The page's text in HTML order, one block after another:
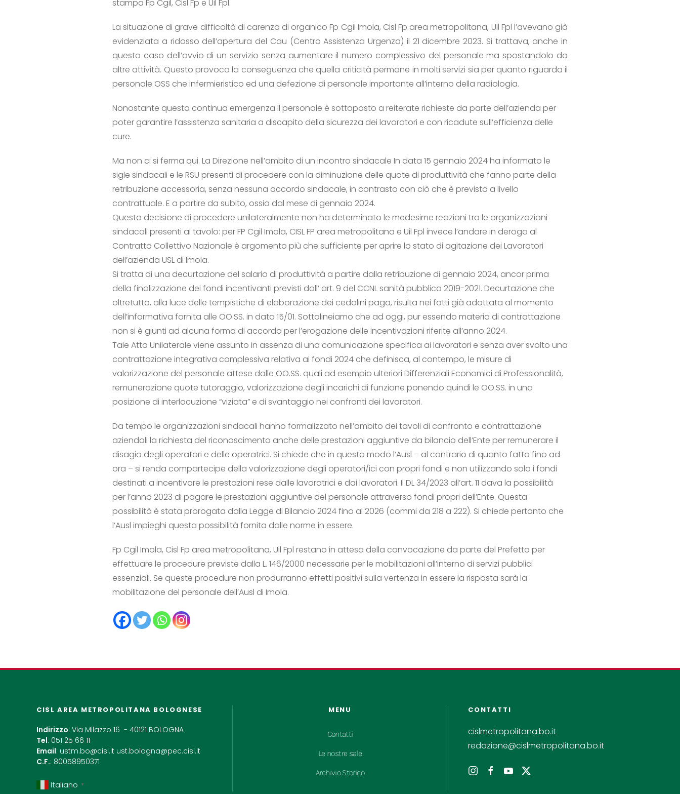
stampa Fp Cgil, Cisl Fp e Uil Fpl.
La situazione di grave difficoltà di carenza di organico Fp Cgil Imola, Cisl Fp area metropolitana, Uil Fpl l’avevano già
evidenziata a ridosso dell’apertura del Cau (Centro Assistenza Urgenza) il 21 dicembre 2023. Si trattava, anche in
questo caso dell’avvio di un servizio senza aumentare il numero complessivo del personale ma spostandolo da
altre attività. Questo provoca la conseguenza che quella criticità permane in molti servizi sia per quanto riguarda il
personale OSS che infermieristico ed una defezione di personale importante all’interno della radiologia.
Nonostante questa continua emergenza il personale è sottoposto a reiterate richieste da parte dell’azienda per
poter garantire l’assistenza sanitaria a discapito della sicurezza dei lavoratori e con ricadute sull’efficienza delle
cure.
Ma non ci si ferma qui. La Direzione nell’ambito di un incontro sindacale In data 15 gennaio 2024 ha informato le
sigle sindacali e le RSU presenti di procedere con la diminuzione delle quote di produttività che fanno parte della
retribuzione accessoria, senza nessuna accordo sindacale, in contrasto con ciò che è previsto a livello
contrattuale. E a partire da subito, ossia dal mese di gennaio 2024.
Questa decisione di procedere unilateralmente non ha determinato le medesime reazioni tra le organizzazioni
sindacali presenti al tavolo: per FP Cgil Imola, CISL FP area metropolitana e Uil Fpl invece l’andare in deroga al
Contratto Collettivo Nazionale è argomento più che sufficiente per aprire lo stato di agitazione dei Lavoratori
dell’azienda USL di Imola.
Si tratta di una decurtazione del salario di produttività a partire dalla retribuzione di gennaio 2024, ancor prima
della finalizzazione dei fondi incentivanti previsti dall’ art. 9 del CCNL sanità pubblica 2019-2021. Decurtazione che
oltretutto, alla luce delle tempistiche di elaborazione dei cedolini paga, risulta nei fatti già adottata al momento
dell’informativa fornita alle OO.SS. in data 15/01. Sottolineiamo che ad oggi, pur essendo materia di contrattazione
non si è giunti ad alcuna forma di accordo per l’erogazione delle incentivazioni riferite all’anno 2024.
Tale Atto Unilaterale viene assunto in assenza di una comunicazione specifica ai lavoratori e senza aver svolto una
contrattazione integrativa complessiva relativa ai fondi 2024 che definisca, al contempo, le misure di
valorizzazione del personale attese dalle OO.SS. quali ad esempio ulteriori Differenziali Economici di Professionalità,
remunerazione quote tutoraggio, valorizzazione degli incarichi di funzione ponendo quindi le OO.SS. in una
posizione di interlocuzione “viziata” e di svantaggio nei confronti dei lavoratori.
Da tempo le organizzazioni sindacali hanno formalizzato nell’ambito dei tavoli di confronto e contrattazione
aziendali la richiesta del riconoscimento anche delle prestazioni aggiuntive da bilancio dell’Ente per remunerare il
disagio degli operatori e delle operatrici. Si chiede che in questo modo l’Ausl – al contrario di quanto fatto fino ad
ora – si renda compartecipe della valorizzazione degli operatori/ici con propri fondi e non utilizzando solo i fondi
destinati a incentivare le prestazioni rese dalle lavoratrici e dai lavoratori. Il DL 34/2023 all’art. 11 dava la possibilità
per l’anno 2023 di pagare le prestazioni aggiuntive del personale attraverso fondi propri dell’Ente. Questa
possibilità è stata prorogata dalla Legge di Bilancio 2024 fino al 2026 (commi da 218 a 222). Si chiede pertanto che
l’Ausl impieghi questa possibilità fornita dalle norme in essere.
Fp Cgil Imola, Cisl Fp area metropolitana, Uil Fpl restano in attesa della convocazione da parte del Prefetto per
effettuare le procedure previste dalla L. 146/2000 necessarie per le mobilitazioni all’interno di servizi pubblici
essenziali. Se queste procedure non produrranno effetti positivi sulla vertenza in essere la risposta sarà la
mobilitazione del personale dell’Ausl di Imola.
CISL AREA METROPOLITANA BOLOGNESE
Indirizzo: Via Milazzo 16 - 40121 BOLOGNA
Tel: 051 25 66 11
Email: ustm.bo@cisl.it ust.bologna@pec.cisl.it
C.F.: 80058950371
Italiano ▼
MENU
Contatti
Le nostre sale
Archivio Storico
CONTATTI
cislmetropolitana.bo.it
redazione@cislmetropolitana.bo.it